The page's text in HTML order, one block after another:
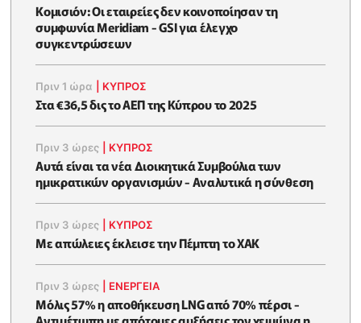
Κομισιόν: Οι εταιρείες δεν κοινοποίησαν τη
συμφωνία Meridiam - GSI για έλεγχο
συγκεντρώσεων
Πριν 1 ώρα ΚΥΠΡΟΣ
Στα €36,5 δις το ΑΕΠ της Κύπρου το 2025
Πριν 3 ώρες ΚΥΠΡΟΣ
Αυτά είναι τα νέα Διοικητικά Συμβούλια των
ημικρατικών οργανισμών - Αναλυτικά η σύνθεση
Πριν 3 ώρες ΚΥΠΡΟΣ
Με απώλειες έκλεισε την Πέμπτη το ΧΑΚ
Πριν 3 ώρες ΕΝΈΡΓΕΙΑ
Μόλις 57% η αποθήκευση LNG από 70% πέρσι -